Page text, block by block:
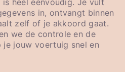
heel eenvoudig. Je vult
in, ontvangt binnen
zelf of je akkoord gaat.
we de controle en de
jouw voertuig snel en